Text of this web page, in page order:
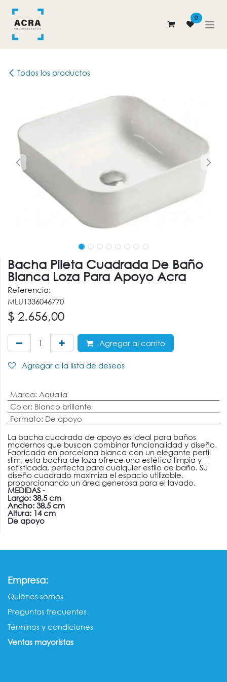
0
Todos los productos
Bacha Pileta Cuadrada De Baño
Blanca Loza Para Apoyo Acra
Referencia:
MLU1336046770
$ 2.656,00
Agregar al carrito
Agregar a la lista de deseos
Marca: Aqualía
Color: Blanco brillante
Formato: De apoyo
La bacha cuadrada de apoyo es ideal para baños
modernos que buscan combinar funcionalidad y diseño.
Fabricada en porcelana blanca con un elegante perfil
slim, esta bacha de loza ofrece una estética limpia y
sofisticada, perfecta para cualquier estilo de baño. Su
diseño cuadrado maximiza el espacio utilizable,
proporcionando un área generosa para el lavado.
MEDIDAS -
Largo: 38,5 cm
Ancho: 38,5 cm
Altura: 14 cm
De apoyo
Empresa:
Quiénes somos​​
Preguntas frecuentes
Términos y condiciones
Ventas mayorista​s